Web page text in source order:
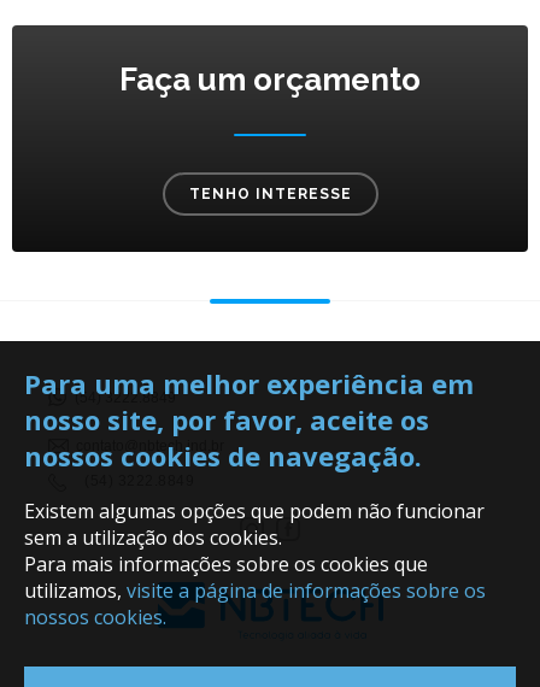
Faça um orçamento
TENHO INTERESSE
(54) 3222.8849
contato@nbtech.ind.br
Para uma melhor experiência em
nosso site, por favor, aceite os
nossos cookies de navegação.
Existem algumas opções que podem não funcionar
sem a utilização dos cookies.
Para mais informações sobre os cookies que
utilizamos, visite a página de informações sobre os
nossos cookies.